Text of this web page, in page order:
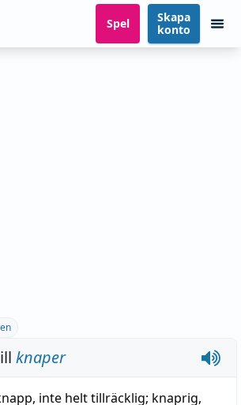
Spel
Skapa
konto
knaper
, inte helt tillräcklig; knaprig,